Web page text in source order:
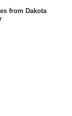
from Dakota